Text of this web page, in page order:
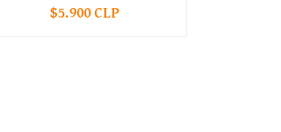
+
$5.900 CLP